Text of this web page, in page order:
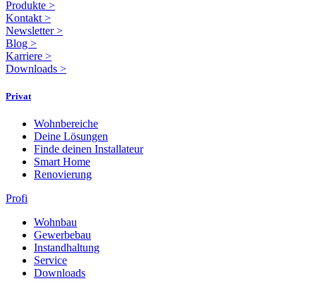
Produkte >
Kontakt >
Newsletter>
Blog >
Karriere >
Downloads >
Privat
Wohnbereiche
Deine Lösungen
Finde deinen Installateur
Smart Home
Renovierung
Profi
Wohnbau
Gewerbebau
Instandhaltung
Service
Downloads